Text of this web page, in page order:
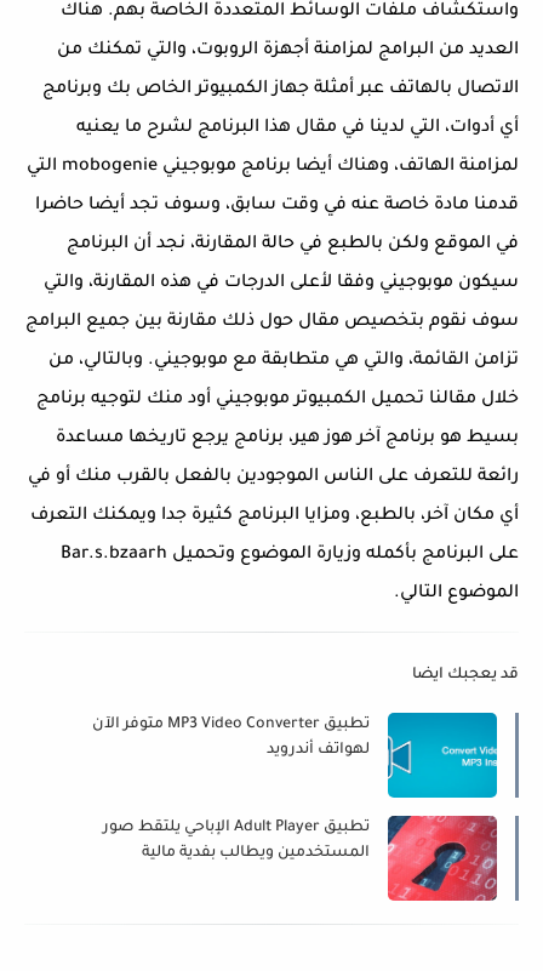
واستكشاف ملفات الوسائط المتعددة الخاصة بهم. هناك
العديد من البرامج لمزامنة أجهزة الروبوت، والتي تمكنك من
الاتصال بالهاتف عبر أمثلة جهاز الكمبيوتر الخاص بك وبرنامج
أي أدوات، التي لدينا في مقال هذا البرنامج لشرح ما يعنيه
لمزامنة الهاتف، وهناك أيضا برنامج موبوجيني mobogenie التي
قدمنا مادة خاصة عنه في وقت سابق، وسوف تجد أيضا حاضرا
في الموقع ولكن بالطبع في حالة المقارنة، نجد أن البرنامج
سيكون موبوجيني وفقا لأعلى الدرجات في هذه المقارنة، والتي
سوف نقوم بتخصيص مقال حول ذلك مقارنة بين جميع البرامج
تزامن القائمة، والتي هي متطابقة مع موبوجيني. وبالتالي، من
خلال مقالنا تحميل الكمبيوتر موبوجيني أود منك لتوجيه برنامج
بسيط هو برنامج آخر هوز هير، برنامج يرجع تاريخها مساعدة
رائعة للتعرف على الناس الموجودين بالفعل بالقرب منك أو في
أي مكان آخر، بالطبع، ومزايا البرنامج كثيرة جدا ويمكنك التعرف
على البرنامج بأكمله وزيارة الموضوع وتحميل Bar.s.bzaarh
الموضوع التالي.
قد يعجبك ايضا
تطبيق MP3 Video Converter متوفر الآن
لهواتف أندرويد
تطبيق Adult Player الإباحي يلتقط صور
المستخدمين ويطالب بفدية مالية